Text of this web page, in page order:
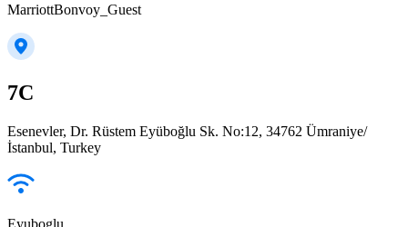
MarriottBonvoy_Guest
7C
Esenevler, Dr. Rüstem Eyüboğlu Sk. No:12, 34762 Ümraniye/
İstanbul, Turkey